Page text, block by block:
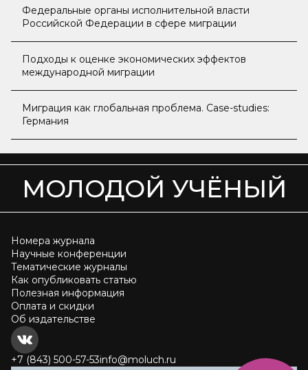
Федеральные органы исполнительной власти
Российской Федерации в сфере миграции
Подходы к оценке экономических эффектов
международной миграции
Миграция как глобальная проблема. Case-studies:
Германия
МОЛОДОЙ УЧЁНЫЙ
Номера журнала
Научные конференции
Тематические журналы
Как опубликовать статью
Полезная информация
Оплата и скидки
Об издательстве
+7 (843) 500-57-53info@moluch.ru